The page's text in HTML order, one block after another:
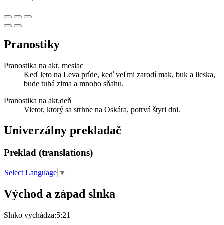
Pranostiky
Pranostika na akt. mesiac
Keď leto na Leva príde, keď veľmi zarodí mak, buk a lieska,
bude tuhá zima a mnoho sňahu.
Pranostika na akt.deň
Vietor, ktorý sa strhne na Oskára, potrvá štyri dni.
Univerzálny prekladač
Preklad (translations)
Select Language ▼
Východ a západ slnka
Slnko vychádza:5:21